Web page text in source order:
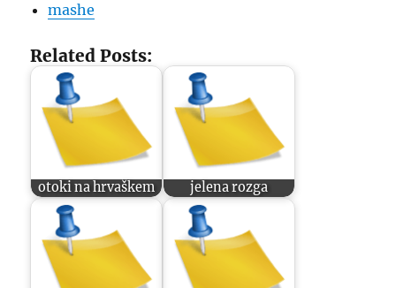
mashe
Related Posts:
otoki na hrvaškem jelena rozga